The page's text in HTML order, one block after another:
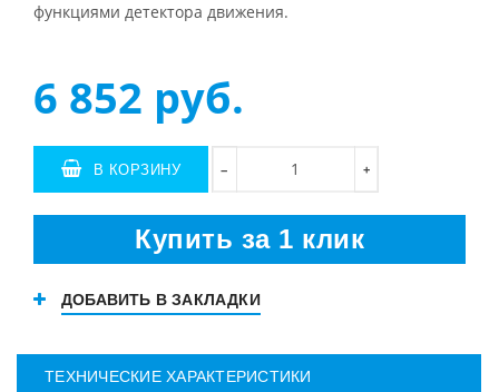
функциями детектора движения.
6 852 руб.
− +
В КОРЗИНУ
Купить за 1 клик
ДОБАВИТЬ В ЗАКЛАДКИ
ТЕХНИЧЕСКИЕ ХАРАКТЕРИСТИКИ